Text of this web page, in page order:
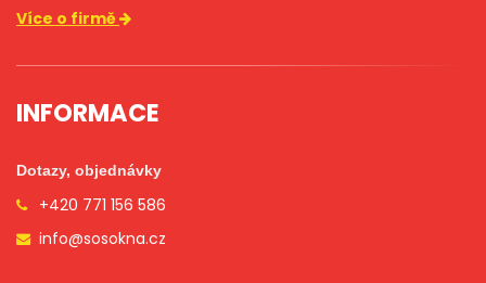
Více o firmě
INFORMACE
Dotazy, objednávky
+420 771 156 586
info@sosokna.cz